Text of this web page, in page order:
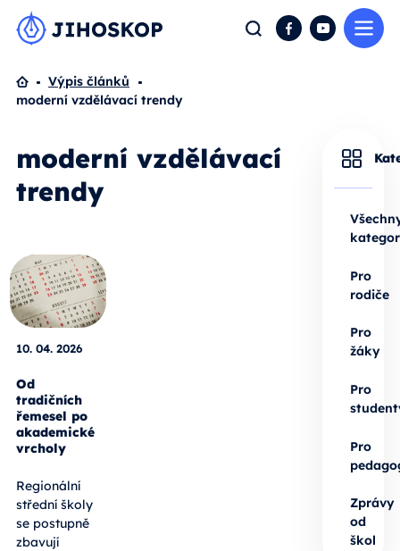
Hledat FacebookYouTube
Domů
Výpis článků
moderní vzdělávací trendy
moderní vzdělávací
trendy
10. 04. 2026
Od
tradičních
řemesel po
akademické
vrcholy
Regionální
střední školy
se postupně
zbavují
Pro
rodiče
Pro
žáky
Pro
Pro
Zprávy
od
škol